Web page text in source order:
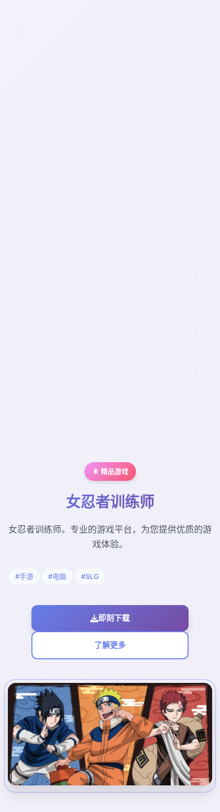
🎇 精品游戏
女忍者训练师
女忍者训练师。专业的游戏平台，为您提供优质的游
戏体验。
#手游 #电脑 #SLG
即刻下载
了解更多